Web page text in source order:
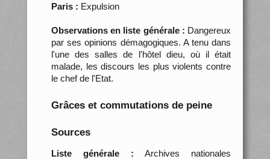
Paris : Expulsion
Observations en liste générale : Dangereux
par ses opinions démagogiques. A tenu dans
l'une des salles de l'hôtel dieu, où il était
malade, les discours les plus violents contre
le chef de l'Etat.
Grâces et commutations de peine
Sources
Liste générale : Archives nationales